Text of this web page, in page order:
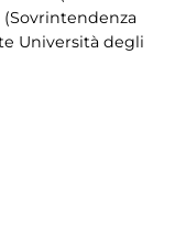
(Sovrintendenza
Università degli